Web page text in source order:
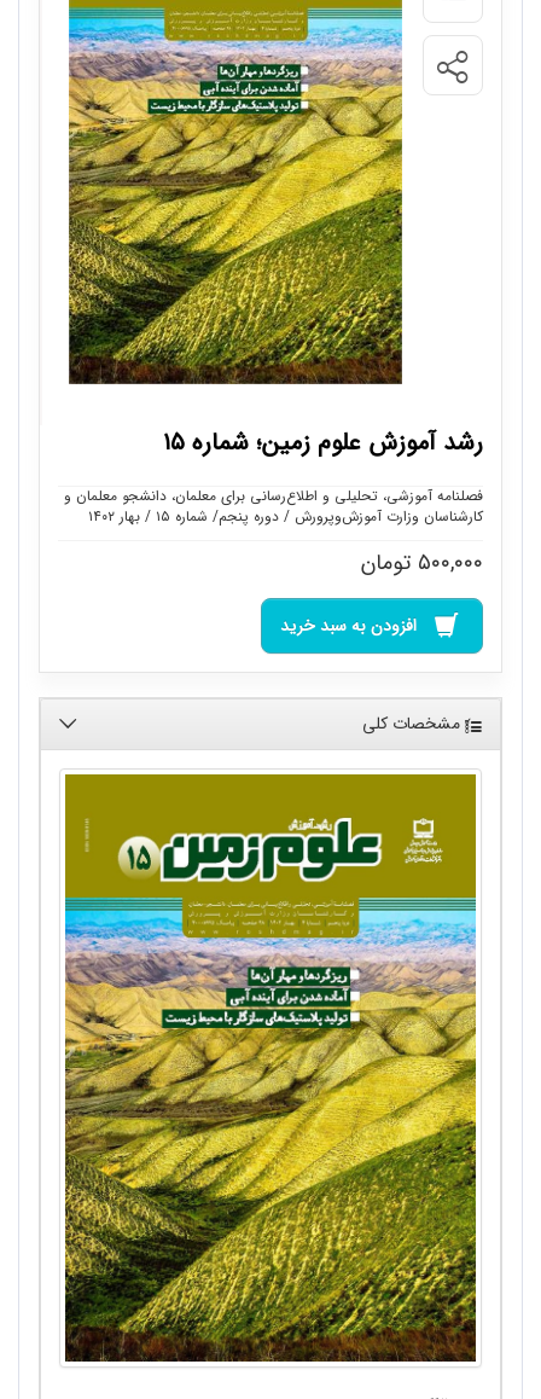
رشد آموزش علوم زمین؛ شماره ۱۵
فصلنامه آموزشی، تحلیلی و اطلاع‌رسانی برای معلمان، دانشجو معلمان و
کارشناسان وزارت آموزش‌وپرورش / دوره پنجم/ شماره ۱۵ / بهار ۱۴۰۲
۵۰۰,۰۰۰ تومان
افزودن به سبد خرید
مشخصات کلی